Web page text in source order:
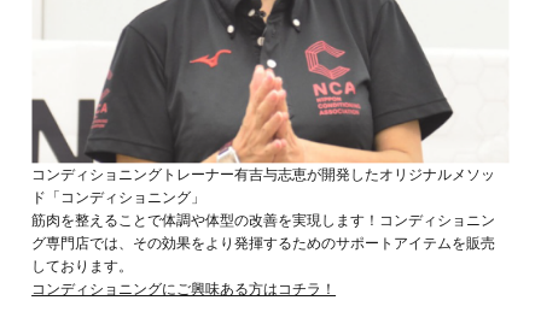
コンディショニングトレーナー有吉与志恵が開発したオリジナルメソッ
ド「コンディショニング」
筋肉を整えることで体調や体型の改善を実現します！コンディショニン
グ専門店では、その効果をより発揮するためのサポートアイテムを販売
しております。
コンディショニングにご興味ある方はコチラ！